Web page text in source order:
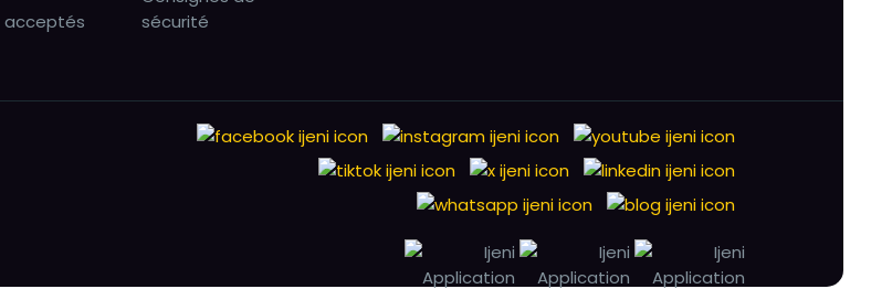
acceptés
sécurité